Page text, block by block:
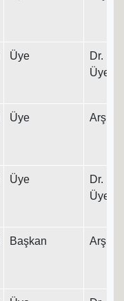
Üye
Dr.
Üyesi
Üye Arş.
Üye
Dr.
Üyesi
Başkan Arş.